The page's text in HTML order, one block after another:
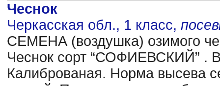
Чеснок
Черкасская обл., 1 класс,
CЕМЕНА (воздушка) озимого
Чеснок сорт “СОФИЕВСКИЙ” .
Калиброваная. Норма высева